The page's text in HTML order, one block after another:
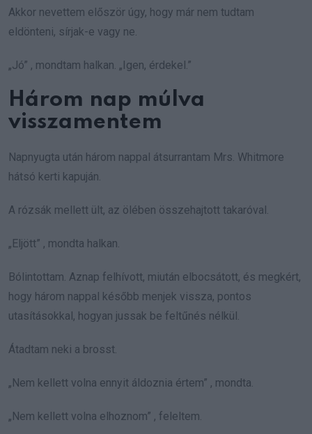
Akkor nevettem először úgy, hogy már nem tudtam
eldönteni, sírjak-e vagy ne.
„Jó” , mondtam halkan. „Igen, érdekel.”
Három nap múlva
visszamentem
Napnyugta után három nappal átsurrantam Mrs. Whitmore
hátsó kerti kapuján.
A rózsák mellett ült, az ölében összehajtott takaróval.
„Eljött” , mondta halkan.
Bólintottam. Aznap felhívott, miután elbocsátott, és megkért,
hogy három nappal később menjek vissza, pontos
utasításokkal, hogyan jussak be feltűnés nélkül.
Átadtam neki a brosst.
„Nem kellett volna ennyit áldoznia értem” , mondta.
„Nem kellett volna elhoznom” , feleltem.